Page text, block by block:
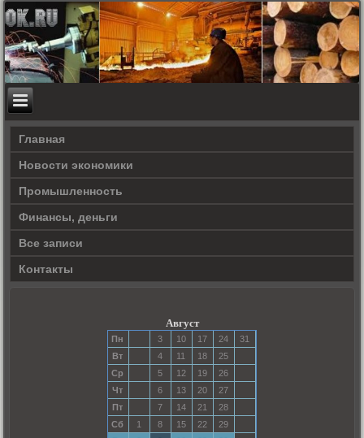
Главная
Новости экономики
Прοмышленность
Финансы, деньги
Все записи
Контакты
Август
Пн 3 10 17 24
31
Вт
4 11 18
25
Ср
5 12 19
26
Чт
6 13 20
27
Пт
7 14 21
28
Сб
1 8 15 22
29